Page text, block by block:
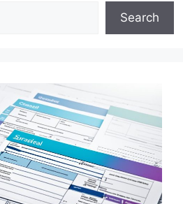
Search